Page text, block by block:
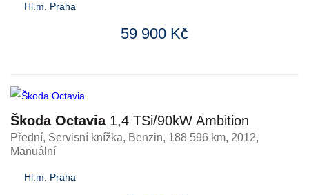
Hl.m. Praha
59 900 Kč
Škoda Octavia1,4 TSi/90kW Ambition
Přední, Servisní knížka, Benzin, 188 596 km, 2012,
Manuální
Hl.m. Praha